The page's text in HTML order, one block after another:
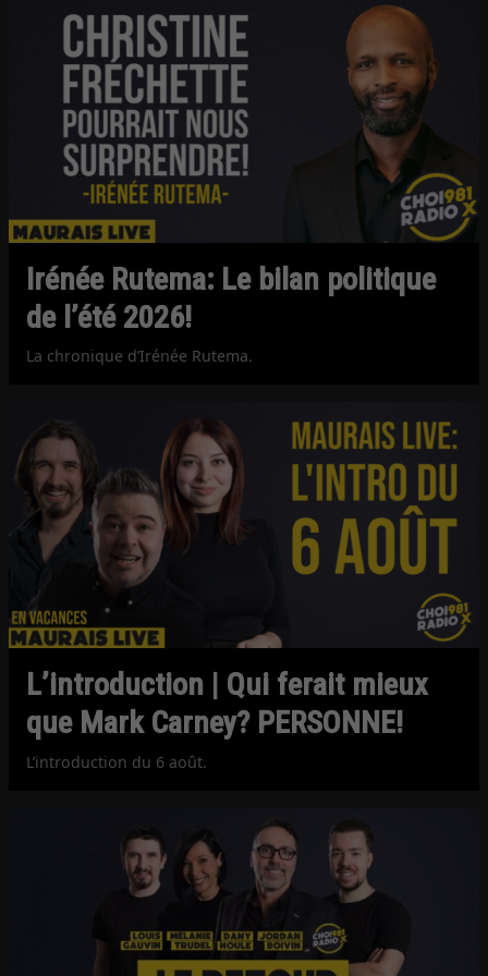
Irénée Rutema: Le bilan politique
de l’été 2026!
La chronique d’Irénée Rutema.
L’introduction | Qui ferait mieux
que Mark Carney? PERSONNE!
L’introduction du 6 août.